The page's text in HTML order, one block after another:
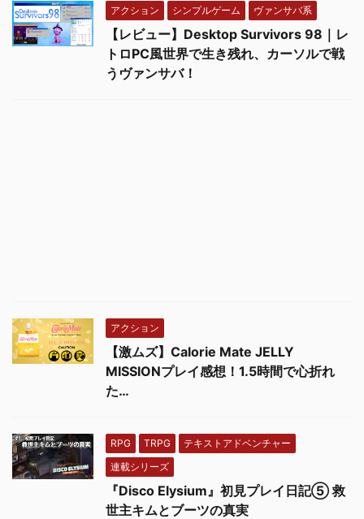
アクション シンプルゲーム ヴァンサバ系
【レビュー】Desktop Survivors 98｜レ
トロPC風世界で生き残れ、カーソルで戦
うヴァンサバ！
アクション
【激ムズ】Calorie Mate JELLY
MISSIONプレイ感想！1.5時間で心折れ
た…
RPG TRPG
テキストアドベンチャー
連載シリーズ
『Disco Elysium』初見プレイ日記⑤ 救
世主キムとブーツの真実